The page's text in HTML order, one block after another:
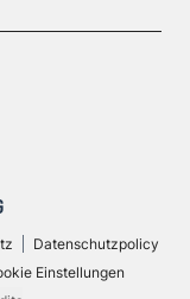
Datenschutzpolicy
Einstellungen